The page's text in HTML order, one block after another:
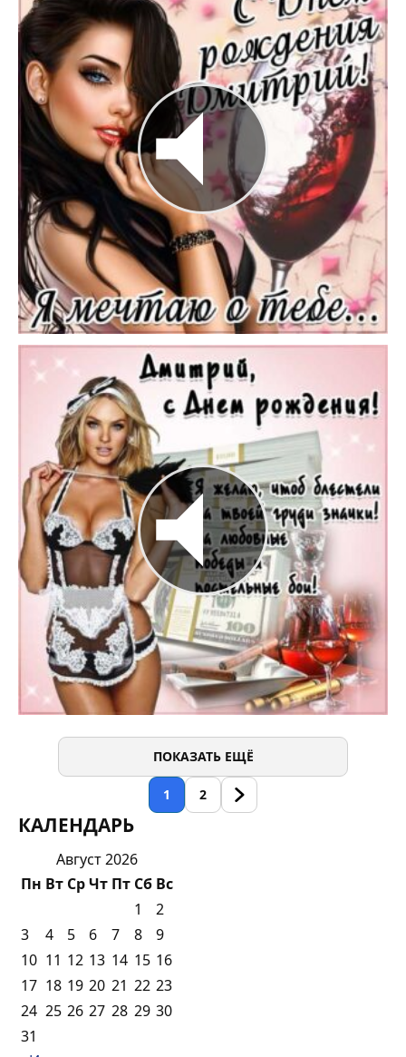
ПОКАЗАТЬ ЕЩЁ
1 2
КАЛЕНДАРЬ
Август 2026
Пн Вт СрЧт Пт Сб Вс
1
2
3
4 5 6 7 8
9
10 11 12 13 14 15 16
17 18 19 20 21 22 23
24 25 26 27 28 29 30
31